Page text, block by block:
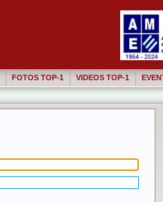
FOTOS TOP-1 VIDEOS TOP-1